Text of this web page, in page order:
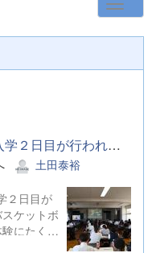
7月29日(水)に中学生１日体験入学２日目が行われました。ハンドボ...
土田泰裕
２日目が
ケットボ
にたくさ